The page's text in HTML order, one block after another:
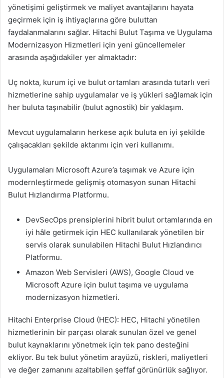
yönetişimi geliştirmek ve maliyet avantajlarını hayata
geçirmek için iş ihtiyaçlarına göre buluttan
faydalanmalarını sağlar. Hitachi Bulut Taşıma ve Uygulama
Modernizasyon Hizmetleri için yeni güncellemeler
arasında aşağıdakiler yer almaktadır:
Uç nokta, kurum içi ve bulut ortamları arasında tutarlı veri
hizmetlerine sahip uygulamalar ve iş yükleri sağlamak için
her buluta taşınabilir (bulut agnostik) bir yaklaşım.
Mevcut uygulamaların herkese açık buluta en iyi şekilde
çalışacakları şekilde aktarımı için veri kullanımı.
Uygulamaları Microsoft Azure’a taşımak ve Azure için
modernleştirmede gelişmiş otomasyon sunan Hitachi
Bulut Hızlandırma Platformu.
DevSecOps prensiplerini hibrit bulut ortamlarında en
iyi hâle getirmek için HEC kullanılarak yönetilen bir
servis olarak sunulabilen Hitachi Bulut Hızlandırıcı
Platformu.
Amazon Web Servisleri (AWS), Google Cloud ve
Microsoft Azure için bulut taşıma ve uygulama
modernizasyon hizmetleri.
Hitachi Enterprise Cloud (HEC): HEC, Hitachi yönetilen
hizmetlerinin bir parçası olarak sunulan özel ve genel
bulut kaynaklarını yönetmek için tek pano desteğini
ekliyor. Bu tek bulut yönetim arayüzü, riskleri, maliyetleri
ve değer zamanını azaltabilen şeffaf görünürlük sağlıyor.